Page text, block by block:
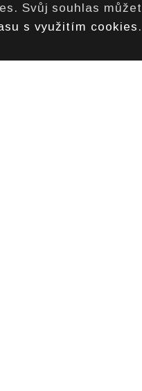
Svůj souhlas
s využitím cookies .